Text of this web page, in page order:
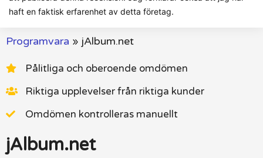
haft en faktisk erfarenhet av detta företag.
Programvara » jAlbum.net
Pålitliga och oberoende omdömen
Riktiga upplevelser från riktiga kunder
Omdömen kontrolleras manuellt
jAlbum.net